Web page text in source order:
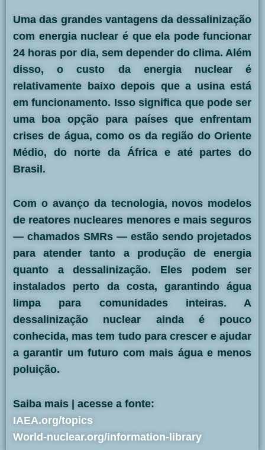
Uma das grandes vantagens da dessalinização
com energia nuclear é que ela pode funcionar
24 horas por dia, sem depender do clima. Além
disso, o custo da energia nuclear é
relativamente baixo depois que a usina está
em funcionamento. Isso significa que pode ser
uma boa opção para países que enfrentam
crises de água, como os da região do Oriente
Médio, do norte da África e até partes do
Brasil.
Com o avanço da tecnologia, novos modelos
de reatores nucleares menores e mais seguros
— chamados SMRs — estão sendo projetados
para atender tanto a produção de energia
quanto a dessalinização. Eles podem ser
instalados perto da costa, garantindo água
limpa para comunidades inteiras. A
dessalinização nuclear ainda é pouco
conhecida, mas tem tudo para crescer e ajudar
a garantir um futuro com mais água e menos
poluição.
Saiba mais | acesse a fonte:
IAEA.org/topics
World-nuclear.org/information-library